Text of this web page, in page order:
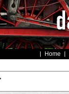
Home